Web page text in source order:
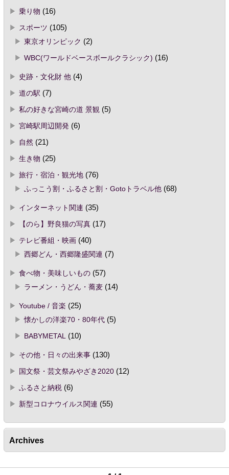
乗り物 (16)
スポーツ (105)
東京オリンピック (2)
WBC(ワールドベースボールクラシック) (16)
史跡・文化財 他(4)
道の駅 (7)
私の好きな宮崎の道 景観 (5)
宮崎駅周辺開発(6)
自然 (21)
生き物 (25)
旅行・宿泊・観光地(76)
ふっこう割・ふるさと割・Gotoトラベル他(68)
インターネット関連 (35)
【のら】野良猫の写真(17)
テレビ番組・映画(40)
西郷どん・西郷隆盛関連 (7)
食べ物・美味しいもの(57)
ラーメン・うどん・蕎麦(14)
Youtube / 音楽 (25)
懐かしの洋楽70・80年代(5)
BABYMETAL
(10)
その他・日々の出来事(130)
国文祭・芸文祭みやざき2020(12)
ふるさと納税(6)
新型コロナウイルス関連 (55)
Archives